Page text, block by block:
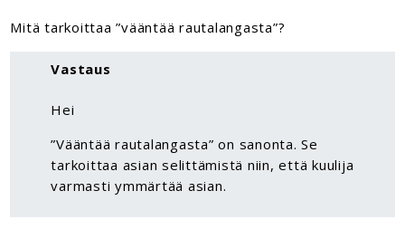
Mitä tarkoittaa ”vääntää rautalangasta”?
Vastaus
Hei
”Vääntää rautalangasta” on sanonta. Se
tarkoittaa asian selittämistä niin, että kuulija
varmasti ymmärtää asian.